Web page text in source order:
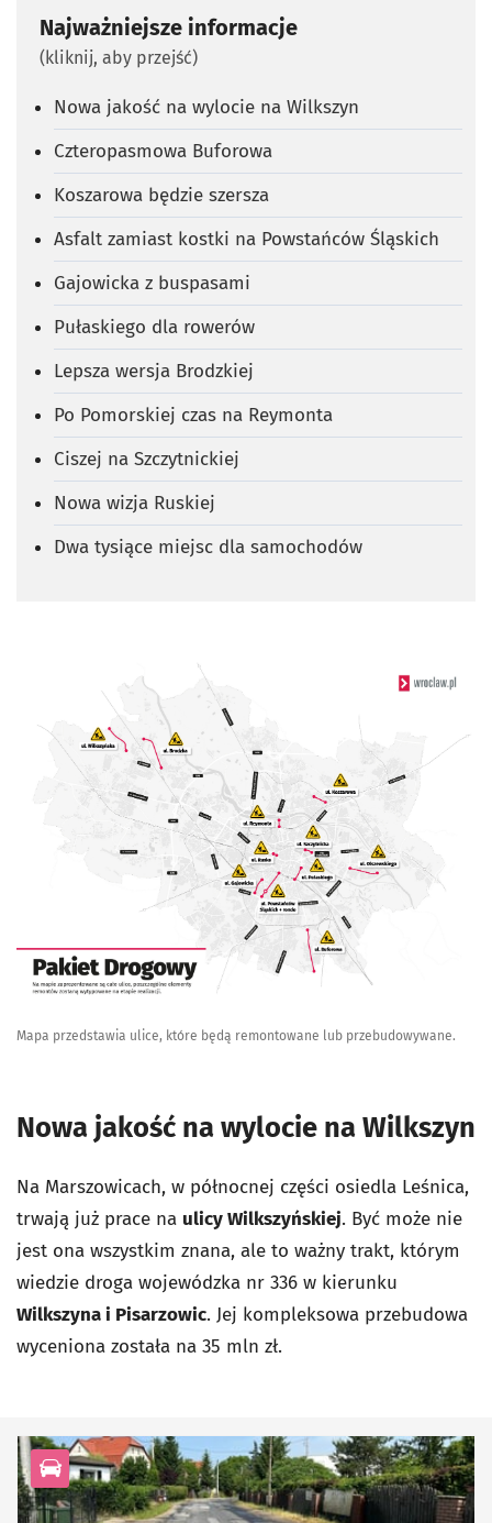
Najważniejsze informacje
(kliknij, aby przejść)
Nowa jakość na wylocie na Wilkszyn
Czteropasmowa Buforowa
Koszarowa będzie szersza
Asfalt zamiast kostki na Powstańców Śląskich
Gajowicka z buspasami
Pułaskiego dla rowerów
Lepsza wersja Brodzkiej
Po Pomorskiej czas na Reymonta
Ciszej na Szczytnickiej
Nowa wizja Ruskiej
Dwa tysiące miejsc dla samochodów
Mapa przedstawia ulice, które będą remontowane lub przebudowywane.
Nowa jakość na wylocie na Wilkszyn
Na Marszowicach, w północnej części osiedla Leśnica,
trwają już prace na ulicy Wilkszyńskiej. Być może nie
jest ona wszystkim znana, ale to ważny trakt, którym
wiedzie droga wojewódzka nr 336 w kierunku
Wilkszyna i Pisarzowic. Jej kompleksowa przebudowa
wyceniona została na 35 mln zł.
kategoria Infrastruktura drogowa